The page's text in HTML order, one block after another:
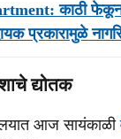
काठी फेकून
प्रकारामुळे
द्योतक
आज सायंकाळी